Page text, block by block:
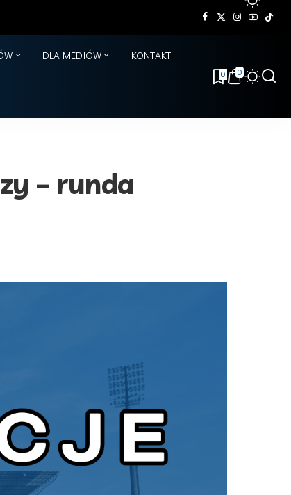
DLA MEDIÓW KONTAKT
0 0
– runda